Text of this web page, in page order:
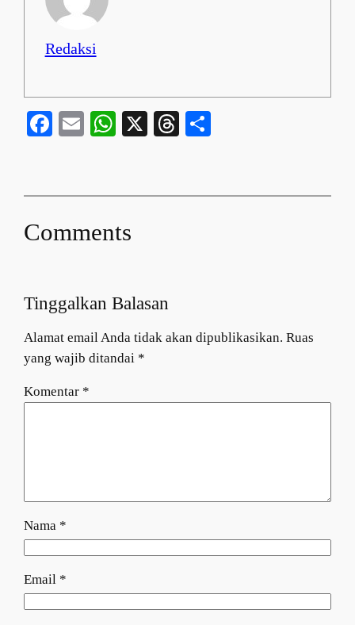
Redaksi
Facebook
EmailWhatsApp
X Threads
Comments
Tinggalkan Balasan
Alamat email Anda tidak akan dipublikasikan. Ruas
yang wajib ditandai *
Komentar *
Nama *
Email *